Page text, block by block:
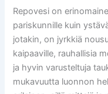
Repovesi on
pariskunnille kuin
jotakin, on jyrkkiä
kaipaaville, rauhallisia
ja hyvin varusteltuja
mukavuutta luonnon